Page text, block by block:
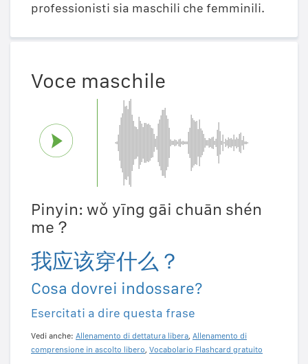
professionisti sia maschili che femminili.
Voce maschile
Pinyin: wǒ yīng gāi chuān shén
me？
我应该穿什么？
Cosa dovrei indossare?
Esercitati a dire questa frase
Vedi anche: Allenamento di dettatura libera, Allenamento di
comprensione in ascolto libero, Vocabolario Flashcard gratuito